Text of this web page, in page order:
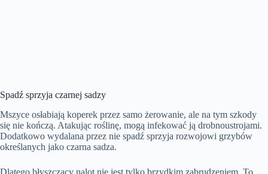
Spadź sprzyja czarnej sadzy
Mszyce osłabiają koperek przez samo żerowanie, ale na tym szkody
się nie kończą. Atakując roślinę, mogą infekować ją drobnoustrojami.
Dodatkowo wydalana przez nie spadź sprzyja rozwojowi grzybów
określanych jako czarna sadza.
Dlatego błyszczący nalot nie jest tylko brzydkim zabrudzeniem. To